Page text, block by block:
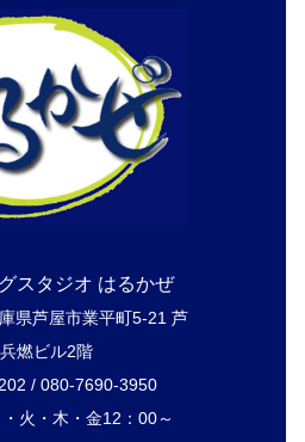
スタジオ はるかぜ
県芦屋市業平町5-21 芦
燃ビル2階
/ 080-7690-3950
火・木・金12：00～